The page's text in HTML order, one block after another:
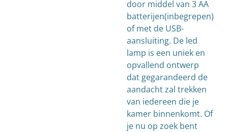
door middel van 3 AA
batterijen(inbegrepen)
of met de USB-
aansluiting. De led
lamp is een uniek en
opvallend ontwerp
dat gegarandeerd de
aandacht zal trekken
van iedereen die je
kamer binnenkomt. Of
je nu op zoek bent